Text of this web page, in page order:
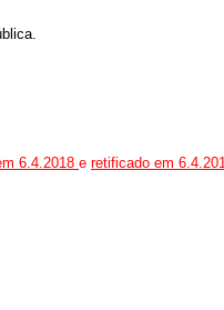
6.4.2018 e retificado em